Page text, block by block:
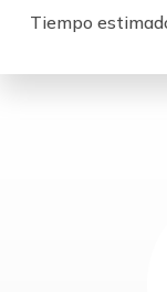
Tiempo